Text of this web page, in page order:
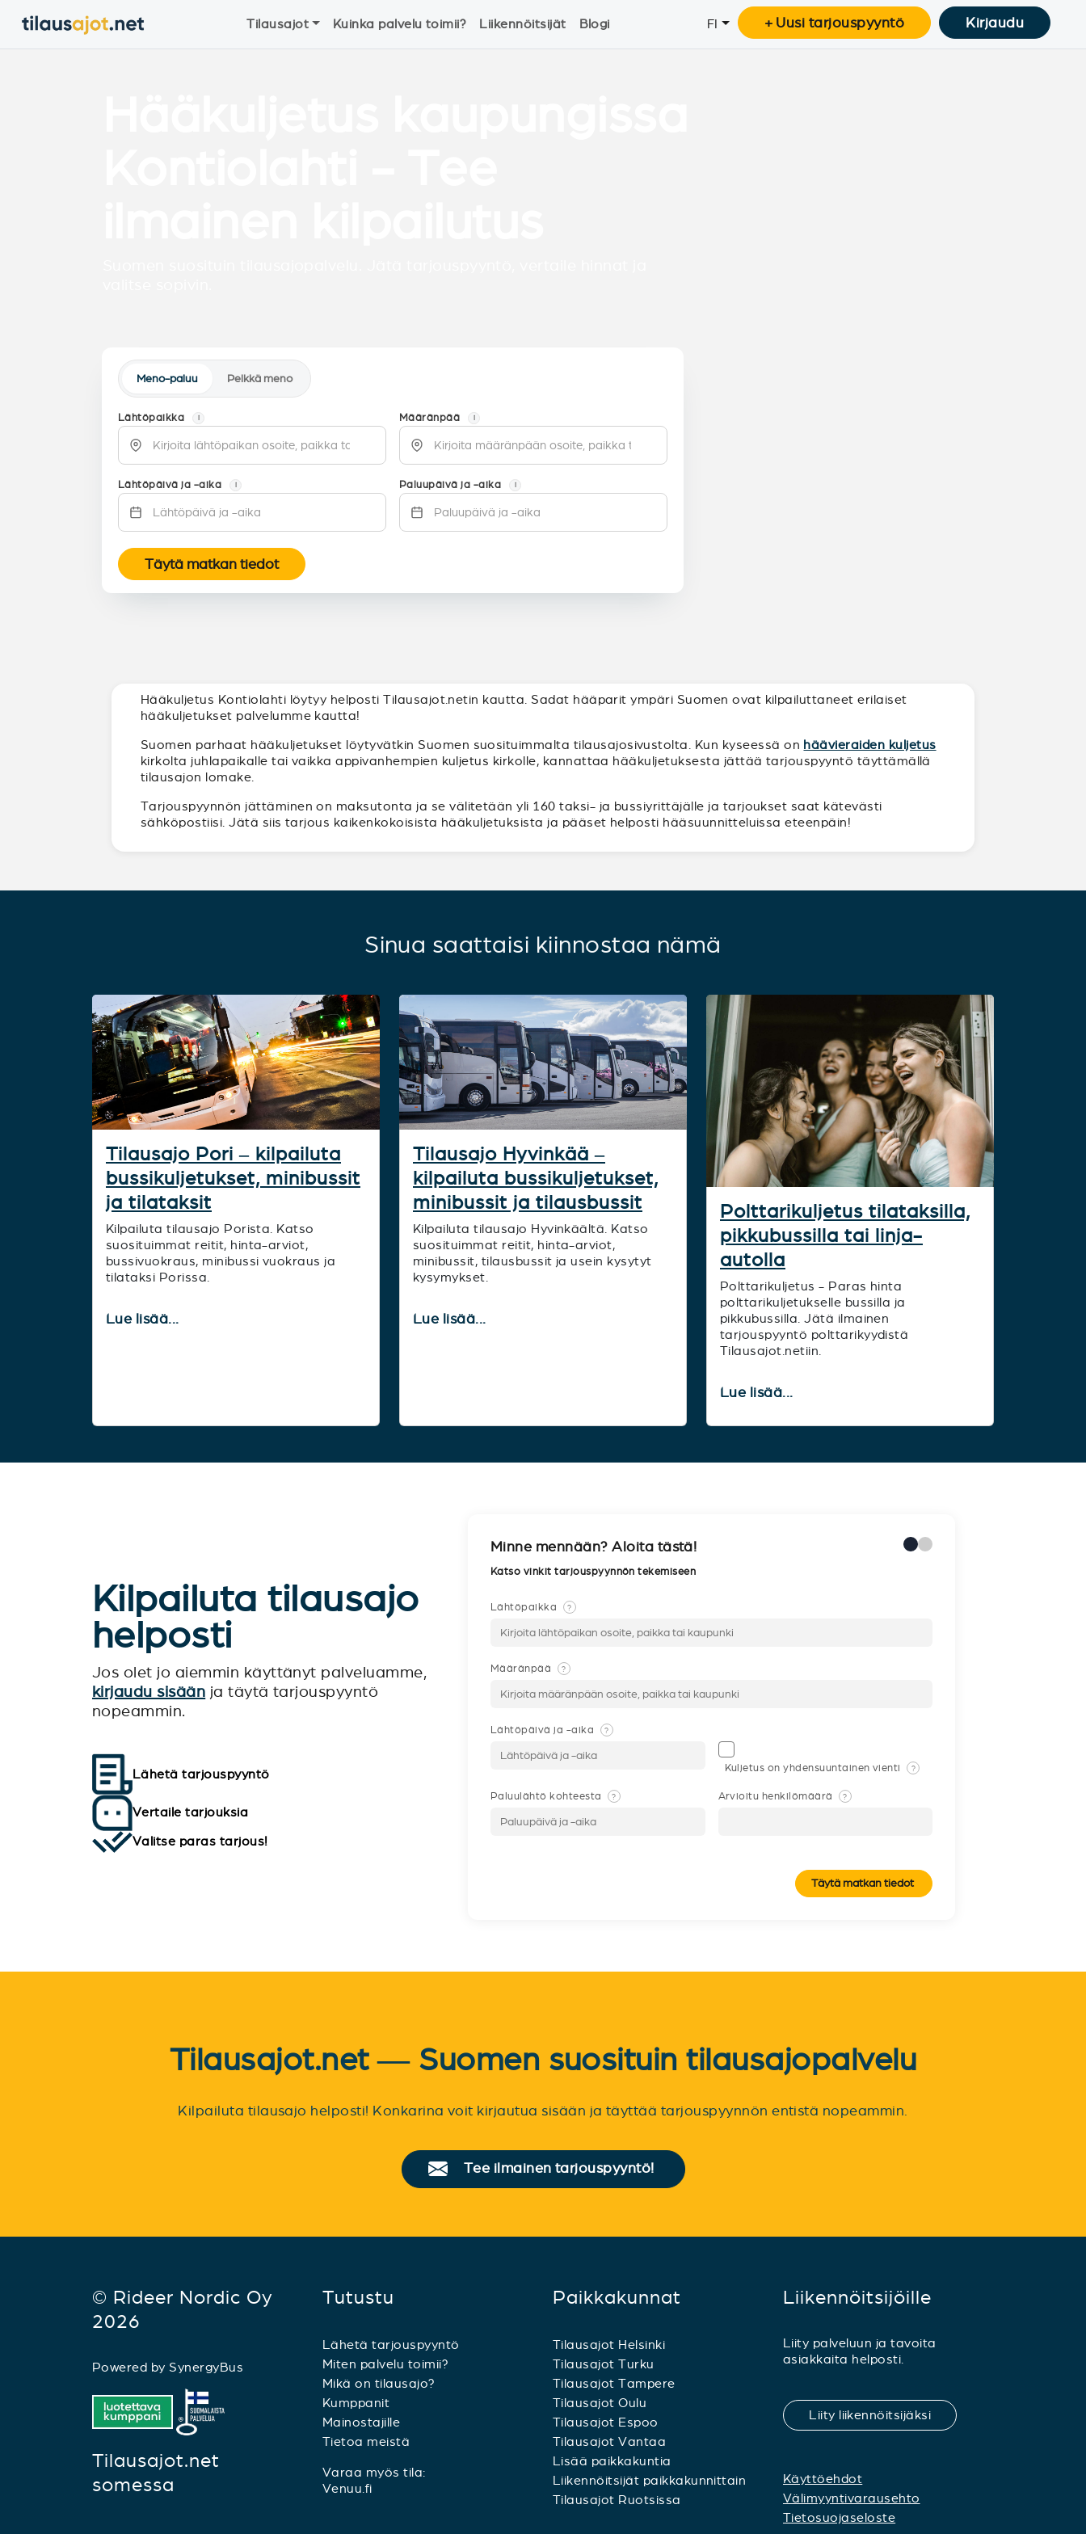
Tilausajot Kuinka palvelu toimii? Liikennöitsijät Blogi FI + Uusi tarjouspyyntö Kirjaudu
Meno-paluu Pelkkä meno
Lähtöpaikka i Määränpää i
Lähtöpäivä ja -aika i Paluupäivä ja -aika i
Täytä matkan tiedot
Hääkuljetus Kontiolahti löytyy helposti Tilausajot.netin kautta. Sadat hääparit ympäri Suomen ovat kilpailuttaneet erilaiset
hääkuljetukset palvelumme kautta!
Suomen parhaat hääkuljetukset löytyvätkin Suomen suosituimmalta tilausajosivustolta. Kun kyseessä on häävieraiden kuljetus
kirkolta juhlapaikalle tai vaikka appivanhempien kuljetus kirkolle, kannattaa hääkuljetuksesta jättää tarjouspyyntö täyttämällä
tilausajon lomake.
Tarjouspyynnön jättäminen on maksutonta ja se välitetään yli 160 taksi- ja bussiyrittäjälle ja tarjoukset saat kätevästi
sähköpostiisi. Jätä siis tarjous kaikenkokoisista hääkuljetuksista ja pääset helposti hääsuunnitteluissa eteenpäin!
Sinua saattaisi kiinnostaa nämä
Tilausajo Pori – kilpailuta
bussikuljetukset, minibussit
ja tilataksit
Kilpailuta tilausajo Porista. Katso
suosituimmat reitit, hinta-arviot,
bussivuokraus, minibussi vuokraus ja
tilataksi Porissa.
Lue lisää...
Tilausajo Hyvinkää –
kilpailuta bussikuljetukset,
minibussit ja tilausbussit
Kilpailuta tilausajo Hyvinkäältä. Katso
suosituimmat reitit, hinta-arviot,
minibussit, tilausbussit ja usein kysytyt
kysymykset.
Lue lisää...
Polttarikuljetus tilataksilla,
pikkubussilla tai linja-
autolla
Polttarikuljetus - Paras hinta
polttarikuljetukselle bussilla ja
pikkubussilla. Jätä ilmainen
tarjouspyyntö polttarikyydistä
Tilausajot.netiin.
Lue lisää...
Kilpailuta tilausajo
helposti
Jos olet jo aiemmin käyttänyt palveluamme,
kirjaudu sisään ja täytä tarjouspyyntö
nopeammin.
Lähetä tarjouspyyntö
Vertaile tarjouksia
Valitse paras tarjous!
Minne mennään? Aloita tästä!
Katso vinkit tarjouspyynnön tekemiseen
Lähtöpaikka ?
Määränpää ?
Lähtöpäivä ja -aika ?
Kuljetus on yhdensuuntainen vienti ?
Paluulähtö kohteesta ? Arvioitu henkilömäärä ?
Täytä matkan tiedot
Tilausajot.net — Suomen suosituin tilausajopalvelu
Kilpailuta tilausajo helposti! Konkarina voit kirjautua sisään ja täyttää tarjouspyynnön entistä nopeammin.
Tee ilmainen tarjouspyyntö!
© Rideer Nordic Oy
2026
Powered by SynergyBus
Tilausajot.net
somessa
Tutustu
Lähetä tarjouspyyntö
Miten palvelu toimii?
Mikä on tilausajo?
Kumppanit
Mainostajille
Tietoa meistä
Varaa myös tila:
Venuu.fi
Paikkakunnat
Tilausajot Helsinki
Tilausajot Turku
Tilausajot Tampere
Tilausajot Oulu
Tilausajot Espoo
Tilausajot Vantaa
Lisää paikkakuntia
Liikennöitsijät paikkakunnittain
Tilausajot Ruotsissa
Liikennöitsijöille
Liity palveluun ja tavoita
asiakkaita helposti.
Liity liikennöitsijäksi
Käyttöehdot
Välimyyntivarausehto
Tietosuojaseloste